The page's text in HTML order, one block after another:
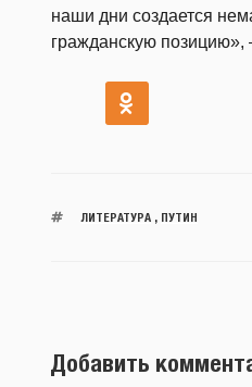
наши дни создается
гражданскую позицию»,
ЛИТЕРАТУРА, ПУТИН
Добавить